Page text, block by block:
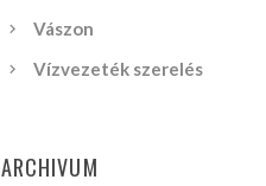
Vászon
Vízvezeték szerelés
ARCHIVUM